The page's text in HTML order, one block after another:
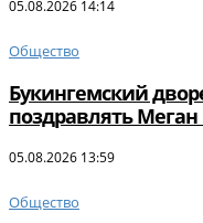
05.08.2026 14:14
Общество
Букингемский
поздравлять
05.08.2026 13:59
Общество